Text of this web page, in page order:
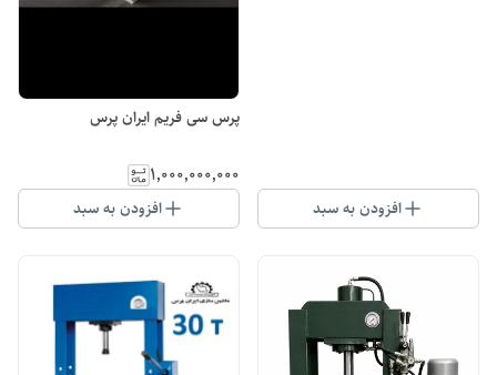
افزودن به سبد
پرس سی فریم ایران پرس
۱٬۰۰۰٬۰۰۰٬۰۰۰
افزودن به سبد